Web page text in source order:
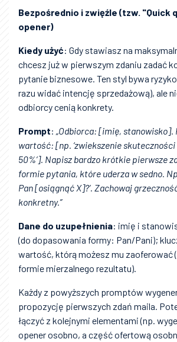
Bezpośrednio i zwięźle (tzw. "Quick
opener)
Kiedy użyć: Gdy stawiasz na
chcesz już w pierwszym zdaniu zadać
pytanie biznesowe. Ten styl bywa
razu widać intencję sprzedażową), ale
odbiorcy cenią konkrety.
Prompt:„Odbiorca: [imię, stanowisko].
wartość: [np. ‘zwiekszenie
50%’]. Napisz bardzo krótkie pierwsze
formie pytania, które uderza w sedno.
Pan [osiągnąć X]?’. Zachowaj
konkretny.”
Dane do uzupełnienia: imię i
(do dopasowania formy: Pan/Pani);
wartość, którą możesz mu zaoferować
formie mierzalnego rezultatu).
Każdy z powyższych promptów
propozycję pierwszych zdań maila.
łączyć z kolejnymi elementami (np.
opener osobno, a część ofertową